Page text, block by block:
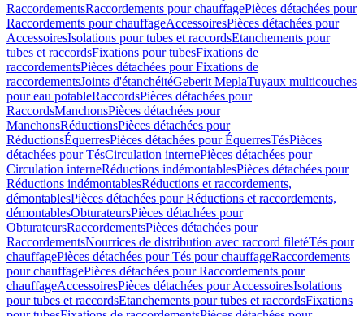
RaccordementsRaccordements pour chauffagePièces détachées pour
Raccordements pour chauffageAccessoiresPièces détachées pour
AccessoiresIsolations pour tubes et raccordsEtanchements pour
tubes et raccordsFixations pour tubesFixations de
raccordementsPièces détachées pour Fixations de
raccordementsJoints d'étanchéitéGeberit MeplaTuyaux multicouches
pour eau potableRaccordsPièces détachées pour
RaccordsManchonsPièces détachées pour
ManchonsRéductionsPièces détachées pour
RéductionsÉquerresPièces détachées pour ÉquerresTésPièces
détachées pour TésCirculation internePièces détachées pour
Circulation interneRéductions indémontablesPièces détachées pour
Réductions indémontablesRéductions et raccordements,
démontablesPièces détachées pour Réductions et raccordements,
démontablesObturateursPièces détachées pour
ObturateursRaccordementsPièces détachées pour
RaccordementsNourrices de distribution avec raccord filetéTés pour
chauffagePièces détachées pour Tés pour chauffageRaccordements
pour chauffagePièces détachées pour Raccordements pour
chauffageAccessoiresPièces détachées pour AccessoiresIsolations
pour tubes et raccordsEtanchements pour tubes et raccordsFixations